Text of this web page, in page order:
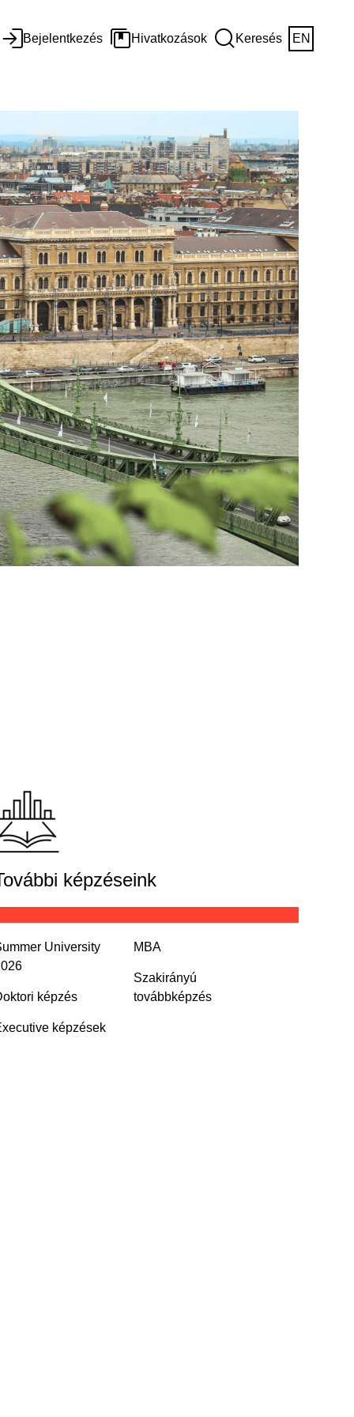
Bejelentkezés Hivatkozások Keresés EN
képzéseink
University
képzés
képzések
MBA
Szakirányú
továbbképzés